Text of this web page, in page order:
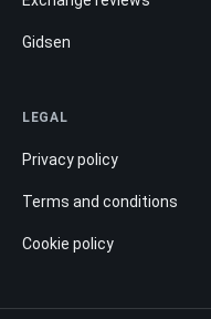
Gidsen
LEGAL
Privacy policy
Terms and conditions
Cookie policy